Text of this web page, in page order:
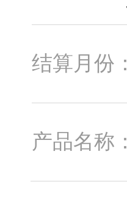
结算月份：
产品名称：